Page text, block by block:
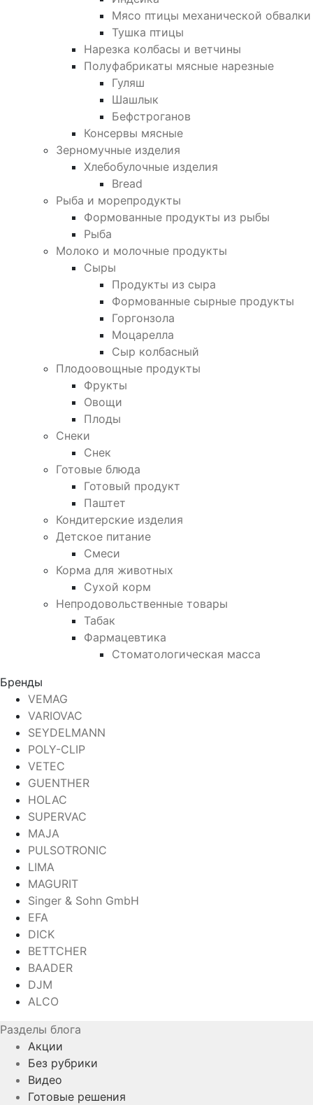
Мясо птицы механической обвалки
Тушка птицы
Нарезка колбасы и ветчины
Полуфабрикаты мясные нарезные
Гуляш
Шашлык
Бефстроганов
Консервы мясные
Зерномучные изделия
Хлебобулочные изделия
Bread
Рыба и морепродукты
Формованные продукты из рыбы
Рыба
Молоко и молочные продукты
Сыры
Продукты из сыра
Формованные сырные продукты
Горгонзола
Моцарелла
Сыр колбасный
Плодоовощные продукты
Фрукты
Овощи
Плоды
Снеки
Снек
Готовые блюда
Готовый продукт
Паштет
Кондитерские изделия
Детское питание
Смеси
Корма для животных
Сухой корм
Непродовольственные товары
Табак
Фармацевтика
Стоматологическая масса
Бренды
VEMAG
VARIOVAC
SEYDELMANN
POLY-CLIP
VETEC
GUENTHER
HOLAC
SUPERVAC
MAJA
PULSOTRONIC
LIMA
MAGURIT
Singer & Sohn GmbH
EFA
DICK
BETTCHER
BAADER
DJM
ALCO
Разделы блога
Акции
Без рубрики
Видео
Готовые решения